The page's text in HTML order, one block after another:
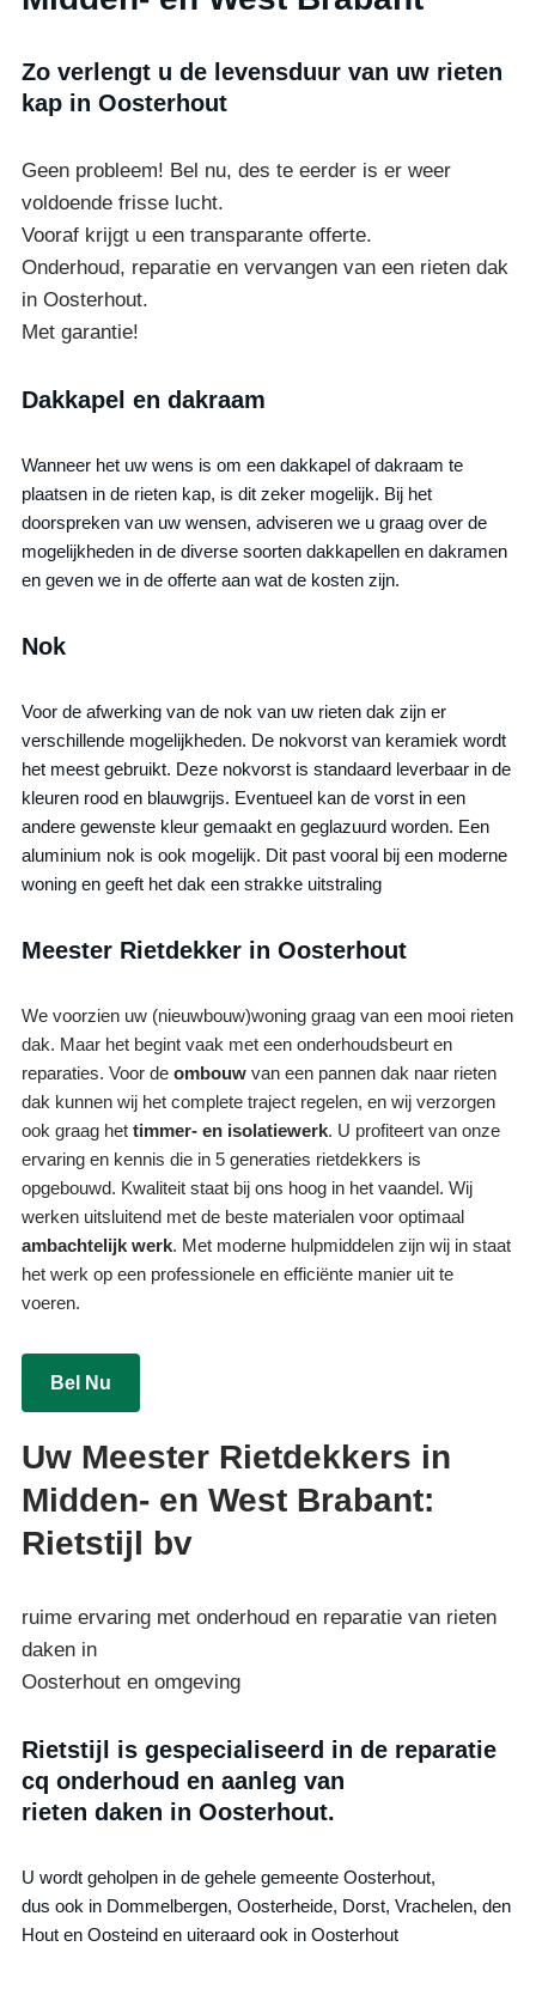
Zo verlengt u de levensduur van uw rieten
kap in Oosterhout
Geen probleem! Bel nu, des te eerder is er weer
voldoende frisse lucht.
Vooraf krijgt u een transparante offerte.
Onderhoud, reparatie en vervangen van een rieten dak
in Oosterhout.
Met garantie!
Dakkapel en dakraam
Wanneer het uw wens is om een dakkapel of dakraam te
plaatsen in de rieten kap, is dit zeker mogelijk. Bij het
doorspreken van uw wensen, adviseren we u graag over de
mogelijkheden in de diverse soorten dakkapellen en dakramen
en geven we in de offerte aan wat de kosten zijn.
Nok
Voor de afwerking van de nok van uw rieten dak zijn er
verschillende mogelijkheden. De nokvorst van keramiek wordt
het meest gebruikt. Deze nokvorst is standaard leverbaar in de
kleuren rood en blauwgrijs. Eventueel kan de vorst in een
andere gewenste kleur gemaakt en geglazuurd worden. Een
aluminium nok is ook mogelijk. Dit past vooral bij een moderne
woning en geeft het dak een strakke uitstraling
Meester Rietdekker in Oosterhout
We voorzien uw (nieuwbouw)woning graag van een mooi rieten
dak. Maar het begint vaak met een onderhoudsbeurt en
reparaties. Voor deombouw van een pannen dak naar rieten
dak kunnen wij het complete traject regelen, en wij verzorgen
ook graag hettimmer- en isolatiewerk. U profiteert van onze
ervaring en kennis die in 5 generaties rietdekkers is
opgebouwd. Kwaliteit staat bij ons hoog in het vaandel. Wij
werken uitsluitend met de beste materialen voor optimaal
ambachtelijk werk. Met moderne hulpmiddelen zijn wij in staat
het werk op een professionele en efficiënte manier uit te
voeren.
Bel Nu
Uw Meester Rietdekkers in
Midden- en West Brabant:
Rietstijl bv
ruime ervaring met onderhoud en reparatie van rieten
daken in
Oosterhout en omgeving
Rietstijl is gespecialiseerd in de reparatie
cq onderhoud en aanleg van
rieten daken in Oosterhout.
U wordt geholpen in de gehele gemeente Oosterhout,
dus ook in Dommelbergen, Oosterheide, Dorst, Vrachelen, den
Hout en Oosteind en uiteraard ook in Oosterhout